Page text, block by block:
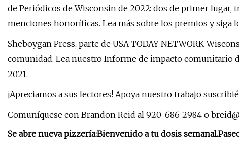
de Periódicos de Wisconsin de 2022: dos de primer lugar,
menciones honoríficas. Lea más sobre los premios y siga
Sheboygan Press, parte de USA TODAY NETWORK-
comunidad. Lea nuestro Informe de impacto
2021.
¡Apreciamos a sus lectores! Apoya nuestro trabajo
Comuníquese con Brandon Reid al 920-686-2984 o
Se abre nueva pizzería:Bienvenido a tu dosis semanal.